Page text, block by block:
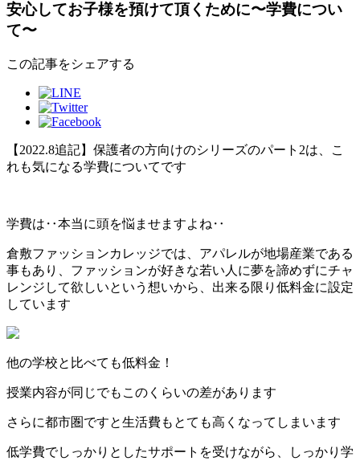
安心してお子様を預けて頂くために〜学費につい
て〜
この記事をシェアする
【2022.8追記】保護者の方向けのシリーズのパート2は、こ
れも気になる学費についてです
学費は‥本当に頭を悩ませますよね‥
倉敷ファッションカレッジでは、アパレルが地場産業である
事もあり、ファッションが好きな若い人に夢を諦めずにチャ
レンジして欲しいという想いから、出来る限り低料金に設定
しています
他の学校と比べても低料金！
授業内容が同じでもこのくらいの差があります
さらに都市圏ですと生活費もとても高くなってしまいます
低学費でしっかりとしたサポートを受けながら、しっかり学